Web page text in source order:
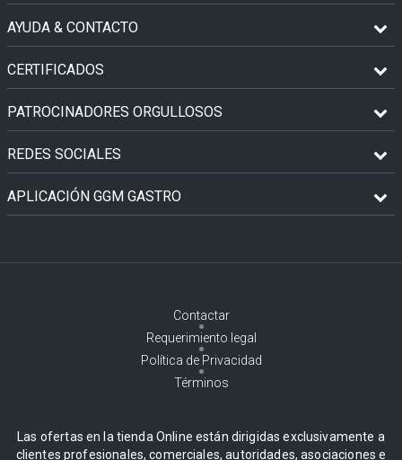
AYUDA & CONTACTO
CERTIFICADOS
PATROCINADORES ORGULLOSOS
REDES SOCIALES
APLICACIÓN GGM GASTRO
Contactar
Requerimiento legal
Política de Privacidad
Términos
Las ofertas en la tienda Online están dirigidas exclusivamente a
clientes profesionales, comerciales, autoridades, asociaciones e